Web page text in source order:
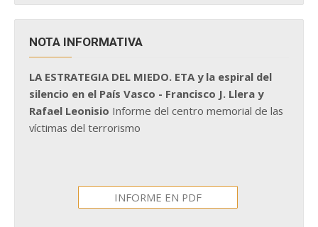
NOTA INFORMATIVA
LA ESTRATEGIA DEL MIEDO. ETA y la espiral del
silencio en el País Vasco - Francisco J. Llera y
Rafael Leonisio Informe del centro memorial de las
víctimas del terrorismo
INFORME EN PDF